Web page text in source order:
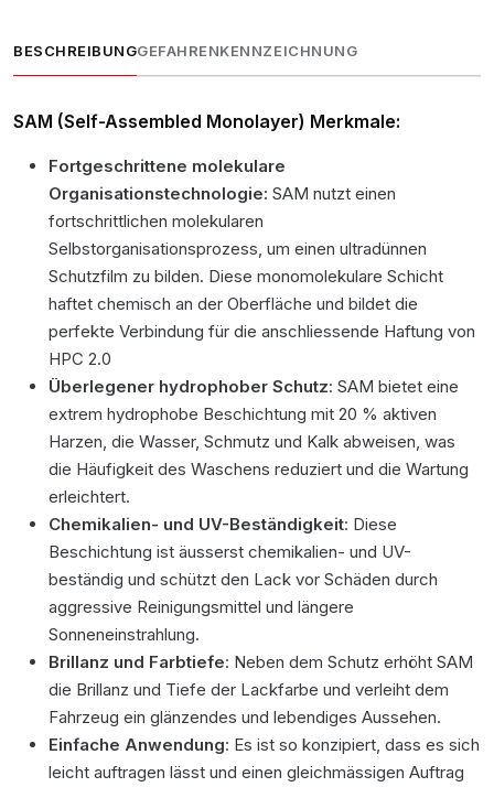
BESCHREIBUNGGEFAHRENKENNZEICHNUNG
SAM (Self-Assembled Monolayer) Merkmale:
Fortgeschrittene molekulare
Organisationstechnologie: SAM nutzt einen
fortschrittlichen molekularen
Selbstorganisationsprozess, um einen ultradünnen
Schutzfilm zu bilden. Diese monomolekulare Schicht
haftet chemisch an der Oberfläche und bildet die
perfekte Verbindung für die anschliessende Haftung von
HPC 2.0
Überlegener hydrophober Schutz: SAM bietet eine
extrem hydrophobe Beschichtung mit 20 % aktiven
Harzen, die Wasser, Schmutz und Kalk abweisen, was
die Häufigkeit des Waschens reduziert und die Wartung
erleichtert.
Chemikalien- und UV-Beständigkeit: Diese
Beschichtung ist äusserst chemikalien- und UV-
beständig und schützt den Lack vor Schäden durch
aggressive Reinigungsmittel und längere
Sonneneinstrahlung.
Brillanz und Farbtiefe: Neben dem Schutz erhöht SAM
die Brillanz und Tiefe der Lackfarbe und verleiht dem
Fahrzeug ein glänzendes und lebendiges Aussehen.
Einfache Anwendung: Es ist so konzipiert, dass es sich
leicht auftragen lässt und einen gleichmässigen Auftrag